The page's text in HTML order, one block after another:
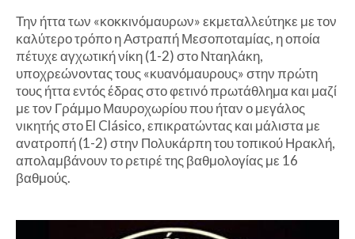
Την ήττα των «κοκκινόμαυρων» εκμεταλλεύτηκε με τον
καλύτερο τρόπο η Αστραπή Μεσοποταμίας, η οποία
πέτυχε αγχωτική νίκη (1-2) στο Νταηλάκη,
υποχρεώνοντας τους «κυανόμαυρους» στην πρώτη
τους ήττα εντός έδρας στο φετινό πρωτάθλημα και μαζί
με τον Γράμμο Μαυροχωρίου που ήταν ο μεγάλος
νικητής στο El Clásico, επικρατώντας και μάλιστα με
ανατροπή (1-2) στην Πολυκάρπη του τοπικού Ηρακλή,
απολαμβάνουν το ρετιρέ της βαθμολογίας με 16
βαθμούς.